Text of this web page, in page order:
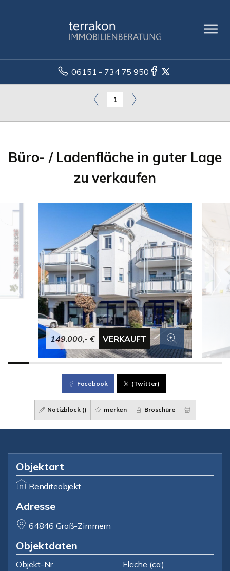
06151 - 734 75 950
1
Büro- / Ladenfläche in guter Lage
zu verkaufen
149.000,- € VERKAUFT
Facebook (Twitter)
Notizblock () merken Broschüre
Objektart
Renditeobjekt
Adresse
64846 Groß-Zimmern
Objektdaten
Objekt-Nr.
Fläche (ca.)